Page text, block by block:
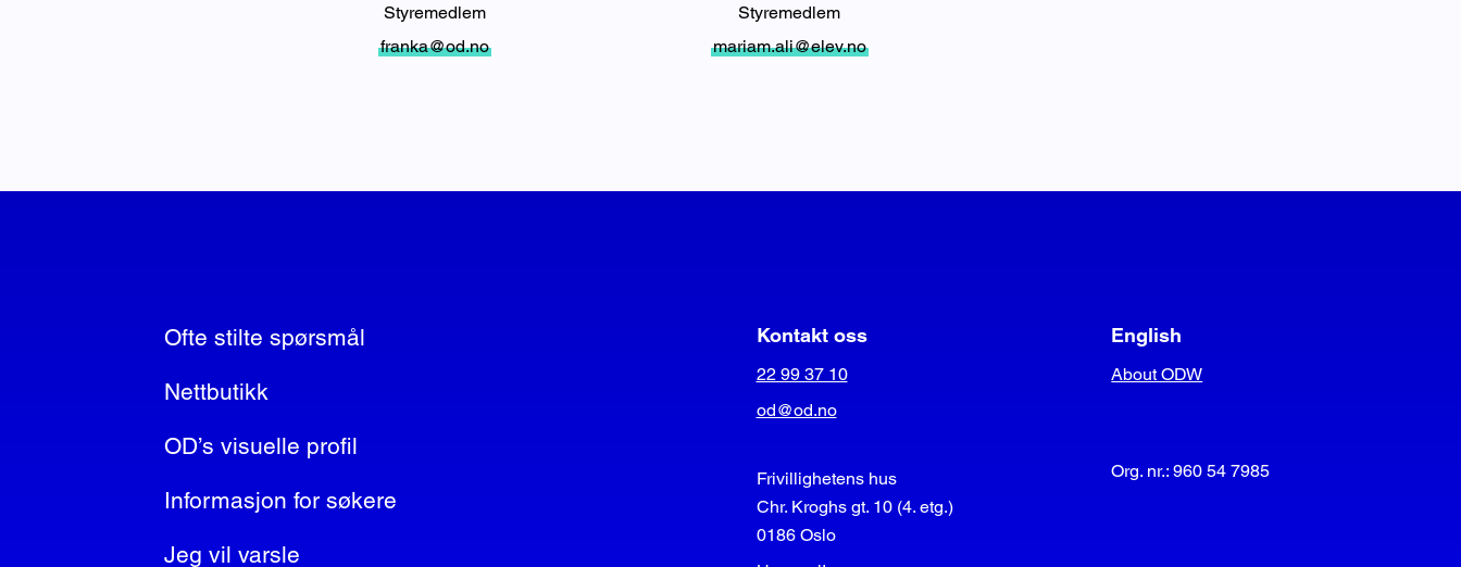
Styremedlem
franka@od.no
Styremedlem
mariam.ali@elev.no
Ofte stilte spørsmål
Nettbutikk
OD’s visuelle profil
Informasjon for søkere
Jeg vil varsle
Kontakt oss
22 99 37 10
od@od.no
Frivillighetens hus
Chr. Kroghs gt. 10 (4. etg.)
0186 Oslo
English
About ODW
Org. nr.: 960 54 7985